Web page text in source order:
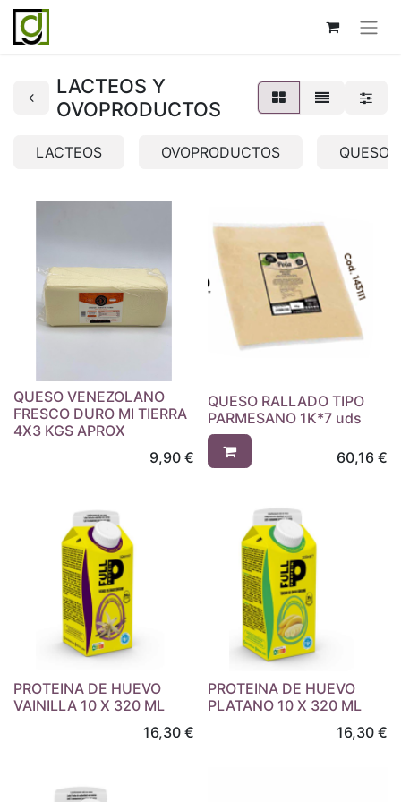
LACTEOS Y
OVOPRODUCTOS
LACTEOS OVOPRODUCTOS QUESOS
QUESO VENEZOLANO
FRESCO DURO MI TIERRA
4X3 KGS APROX
9,90€
QUESO RALLADO TIPO
PARMESANO 1K*7 uds
60,16 €
PROTEINA DE HUEVO
VAINILLA 10 X 320 ML
16,30€
PROTEINA DE HUEVO
PLATANO 10 X 320 ML
16,30 €